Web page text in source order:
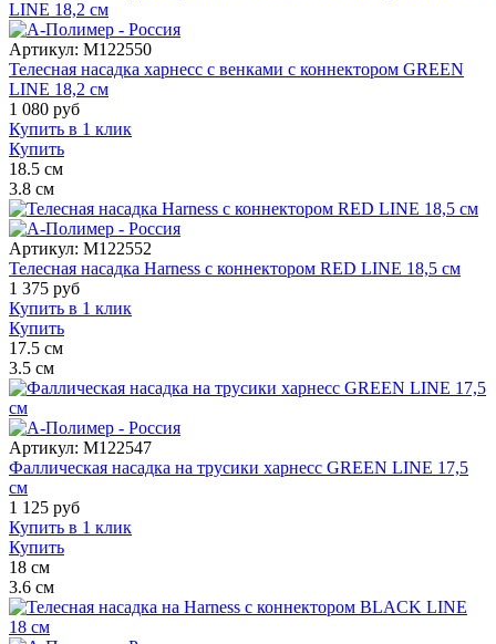
Артикул: M122550
Телесная насадка харнесс с венками с коннектором GREEN
LINE 18,2 см
1 080 руб
Купить в 1 клик
Купить
18.5 см
3.8 см
Артикул: M122552
Телесная насадка Harness с коннектором RED LINE 18,5 см
1 375 руб
Купить в 1 клик
Купить
17.5 см
3.5 см
Артикул: M122547
Фаллическая насадка на трусики харнесс GREEN LINE 17,5
см
1 125 руб
Купить в 1 клик
Купить
18 см
3.6 см